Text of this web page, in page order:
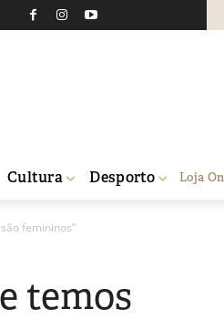
Cultura Desporto Loja
femininos”
temos